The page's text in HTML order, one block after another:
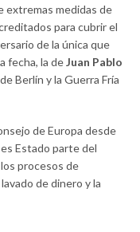
extremas medidas de
para cubrir el
de la única que
fecha, la deJuan Pablo
Berlín y la Guerra Fría
de Europa desde
Estado parte del
procesos de
de dinero y la